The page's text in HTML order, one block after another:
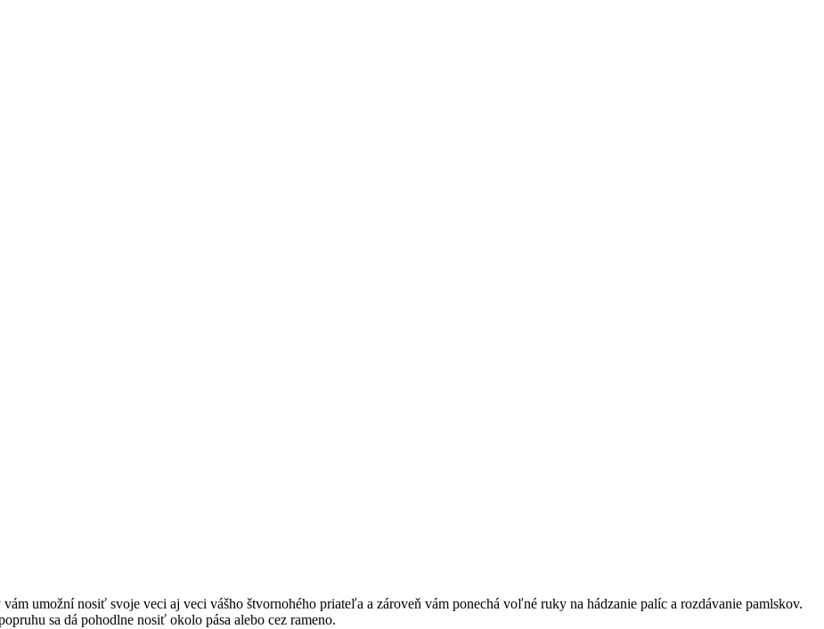
umožní nosiť svoje veci aj veci vášho štvornohého priateľa a zároveň vám ponechá voľné ruky na hádzanie palíc a rozdávanie pamlskov.
sa dá pohodlne nosiť okolo pása alebo cez rameno.